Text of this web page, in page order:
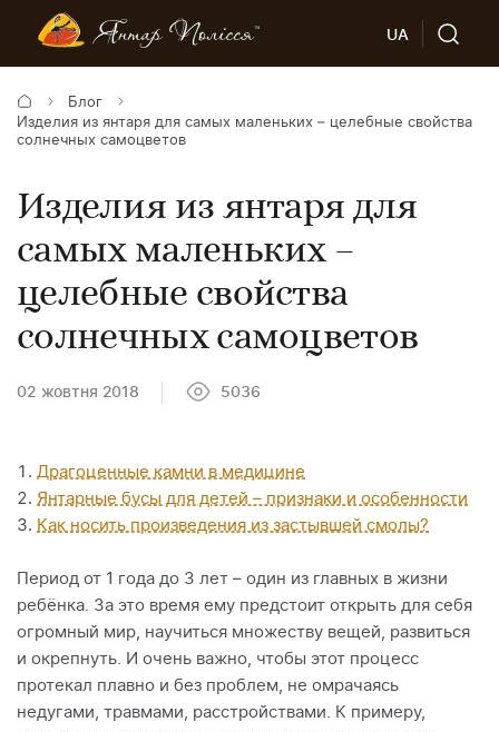
UA
Блог
Изделия из янтаря для самых маленьких – целебные свойства
солнечных самоцветов
Изделия из янтаря для
самых маленьких –
целебные свойства
солнечных самоцветов
02 жовтня 2018 5036
Драгоценные камни в медицине
Янтарные бусы для детей – признаки и особенности
Как носить произведения из застывшей смолы?
Период от 1 года до 3 лет – один из главных в жизни
ребёнка. За это время ему предстоит открыть для себя
огромный мир, научиться множеству вещей, развиться
и окрепнуть. И очень важно, чтобы этот процесс
протекал плавно и без проблем, не омрачаясь
недугами, травмами, расстройствами. К примеру,